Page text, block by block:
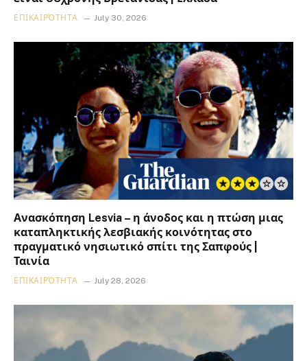
ΕΠΙΚΑΙΡΌΤΗΤΑ July 30, 2026
Ανασκόπηση Lesvia – η άνοδος και η πτώση μιας
καταπληκτικής λεσβιακής κοινότητας στο
πραγματικό νησιωτικό σπίτι της Σαπφούς |
Ταινία
ΕΠΙΚΑΙΡΌΤΗΤΑ July 28, 2026